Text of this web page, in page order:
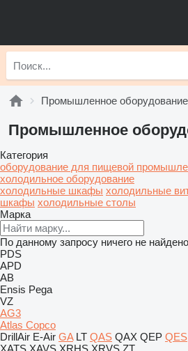
Промышленное оборудование
Промышленное
Категория
оборудование для пищевой
холодильное оборудование
холодильные шкафы холодильные
шкафы холодильные столы
Марка
По данному запросу ничего не найдено
PDS
APD
AB
Ensis Pega
VZ
AG3
Atlas Copco
DrillAir E-Air GA LT QAS QAX QEP QES
XATS XAVS XRHS XRVS ZT